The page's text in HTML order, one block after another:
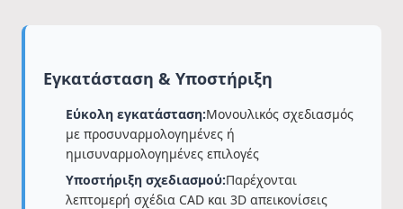
Εγκατάσταση & Υποστήριξη
Εύκολη εγκατάσταση:Μονουλικός σχεδιασμός
με προσυναρμολογημένες ή
ημισυναρμολογημένες επιλογές
Υποστήριξη σχεδιασμού:Παρέχονται
λεπτομερή σχέδια CAD και 3D απεικονίσεις